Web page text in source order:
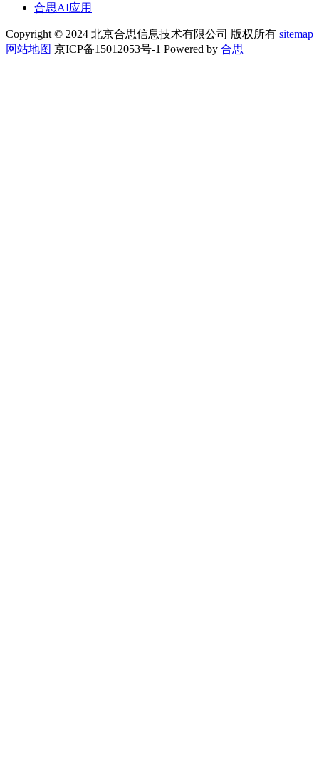
合思AI应用
Copyright © 2024 北京合思信息技术有限公司 版权所有 sitemap
网站地图 京ICP备15012053号-1 Powered by 合思